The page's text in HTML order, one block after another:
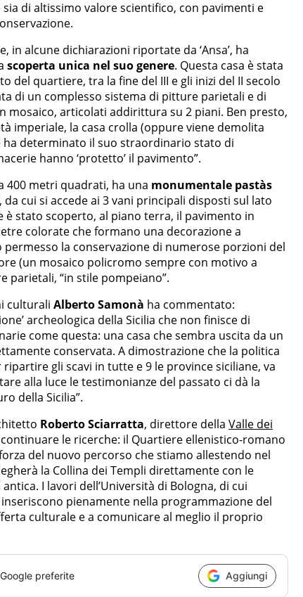
di altissimo valore scientifico, con pavimenti e
in alcune dichiarazioni riportate da ‘Ansa’, ha
scoperta unica nel suo genere. Questa casa è stata
del quartiere, tra la fine del III e gli inizi del II secolo
di un complesso sistema di pitture parietali e di
mosaico, articolati addirittura su 2 piani. Ben presto,
imperiale, la casa crolla (oppure viene demolita
ha determinato il suo straordinario stato di
hanno ‘protetto’ il pavimento”.
400 metri quadrati, ha una monumentale pastàs
cui si accede ai 3 vani principali disposti sul lato
è stato scoperto, al piano terra, il pavimento in
colorate che formano una decorazione a
la conservazione di numerose porzioni del
(un mosaico policromo sempre con motivo a
parietali, “in stile pompeiano”.
culturali Alberto Samonà ha commentato:
archeologica della Sicilia che non finisce di
come questa: una casa che sembra uscita da un
conservata. A dimostrazione che la politica
gli scavi in tutte e 9 le province siciliane, va
alla luce le testimonianze del passato ci dà la
della Sicilia”.
Roberto Sciarratta, direttore della Valle dei
le ricerche: il Quartiere ellenistico-romano
del nuovo percorso che stiamo allestendo nel
la Collina dei Templi direttamente con le
I lavori dell’Università di Bologna, di cui
pienamente nella programmazione del
culturale e a comunicare al meglio il proprio
preferite Aggiungi